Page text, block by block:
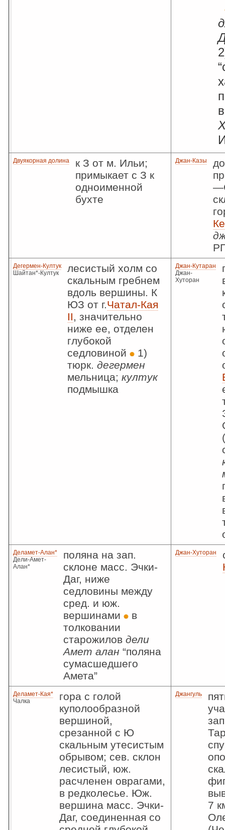
Двуякорная долина
к З от м. Ильи;
примыкает с З к
одноименной
бухте
Джан-Казы
Дегермен-Култук
Шайтан*-Култук
лесистый холм со
скальным гребнем
вдоль вершины. К
ЮЗ от г.Чатал-Кая
II, значительно
ниже ее, отделен
глубокой
седловиной
1)
тюрк. дегермен
мельница; култук
подмышка
Джан-Кутаран
Джан-
Хуторан
Деламет-Алан*
Дели-Амет-
Алан*
поляна на зап.
склоне масс. Эчки-
Даг, ниже
седловины между
сред. и юж.
вершинами
в
толковании
старожилов дели
Амет алан “поляна
сумасшедшего
Амета”
Джан-Хуторан
Деламет-Кая*
Чалка
гора с голой
куполообразной
вершиной,
срезанной с Ю
скальным утесистым
обрывом; сев. склон
лесистый, юж.
расчленен оврагами,
в редколесье. Юж.
вершина масс. Эчки-
Даг, соединенная со
Джангуль
7